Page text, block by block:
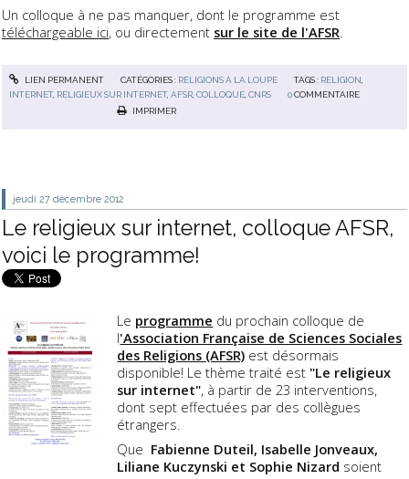
Un colloque à ne pas manquer, dont le programme est
téléchargeable ici, ou directement sur le site de l'AFSR
LIEN PERMANENT CATÉGORIES : RELIGIONS À LA LOUPE TAGS : RELIGION
INTERNET, RELIGIEUX SUR INTERNET,AFSR ,COLLOQUE ,CNRS 0 COMMENTAIRE
IMPRIMER
jeudi 27 décembre 2012
Le religieux sur internet, colloque AFSR,
voici le programme!
Le programme du prochain colloque de
l'Association Française de Sciences Sociales
des Religions (AFSR) est désormais
disponible! Le thème traité est "Le religieux
sur internet", à partir de 23 interventions,
dont sept effectuées par des collègues
étrangers.
Que Fabienne Duteil, Isabelle Jonveaux,
Liliane Kuczynski et Sophie Nizard soient